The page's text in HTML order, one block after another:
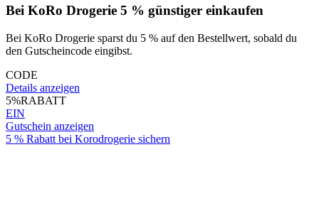
Bei KoRo Drogerie 5 % günstiger einkaufen
Bei KoRo Drogerie sparst du 5 % auf den Bestellwert, sobald du
den Gutscheincode eingibst.
CODE
Details anzeigen
5%RABATT
EIN
Gutschein anzeigen
5 % Rabatt bei Korodrogerie sichern